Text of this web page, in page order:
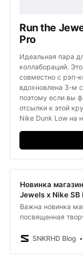
Run the
Pro
Идеальная пара
коллабораций.
совместно с рэп-
вдохновлена 3-м
поэтому если вы
отсылки к этой
Nike Dunk Low на
Новинка
Jewels x Nike SB
Важна новинка
посвященная
SNKRHD Blog